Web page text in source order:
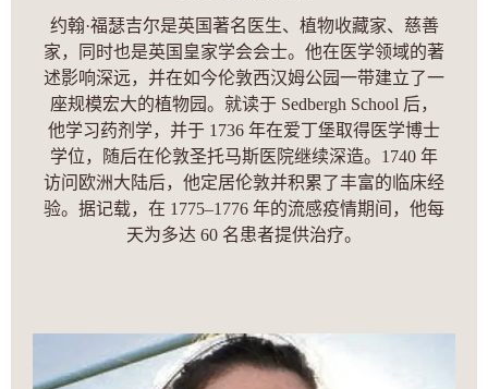
约翰·福瑟吉尔是英国著名医生、植物收藏家、慈善
家，同时也是英国皇家学会会士。他在医学领域的著
述影响深远，并在如今伦敦西汉姆公园一带建立了一
座规模宏大的植物园。就读于 Sedbergh School 后，
他学习药剂学，并于 1736 年在爱丁堡取得医学博士
学位，随后在伦敦圣托马斯医院继续深造。1740 年
访问欧洲大陆后，他定居伦敦并积累了丰富的临床经
验。据记载，在 1775–1776 年的流感疫情期间，他每
天为多达 60 名患者提供治疗。